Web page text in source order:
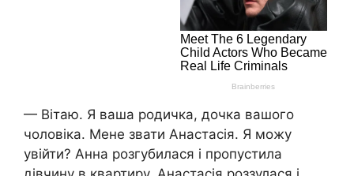
— Вітаю. Я ваша родичка, дочка вашого
чоловіка. Мене звати Анастасія. Я можу
увійти? Анна розгубилася і пропустила